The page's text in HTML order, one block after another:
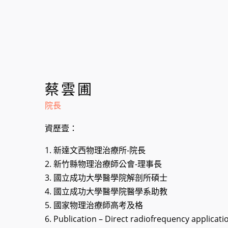
蔡雲圃
院長
資歷壹：
1. 新達文西物理治療所-院長
2. 新竹縣物理治療師公會-理事長
3. 國立成功大學醫學院解剖所碩士
4. 國立成功大學醫學院醫學系助教
5. 國家物理治療師高考及格
6. Publication – Direct radiofrequency